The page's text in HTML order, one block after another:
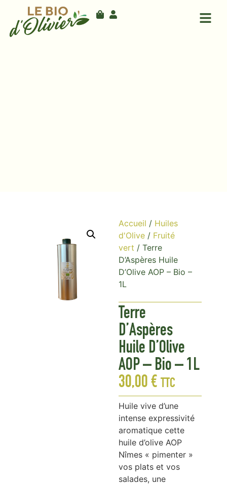
Accueil / Huiles
d'Olive / Fruité
vert / Terre
D’Aspères Huile
D’Olive AOP – Bio –
1L
Terre
D’Aspères
Huile D’Olive
AOP – Bio – 1L
30,00 € TTC
Huile vive d’une
intense expressivité
aromatique cette
huile d’olive AOP
Nîmes « pimenter »
vos plats et vos
salades, une